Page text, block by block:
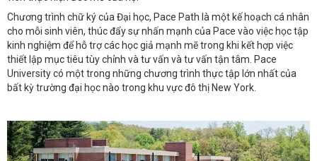
Chương trình chữ ký của Đại học, Pace Path là một kế hoạch cá nhân
cho mỗi sinh viên, thúc đẩy sự nhấn mạnh của Pace vào việc học tập
kinh nghiệm để hỗ trợ các học giả mạnh mẽ trong khi kết hợp việc
thiết lập mục tiêu tùy chỉnh và tư vấn và tư vấn tận tâm. Pace
University có một trong những chương trình thực tập lớn nhất của
bất kỳ trường đại học nào trong khu vực đô thị New York.